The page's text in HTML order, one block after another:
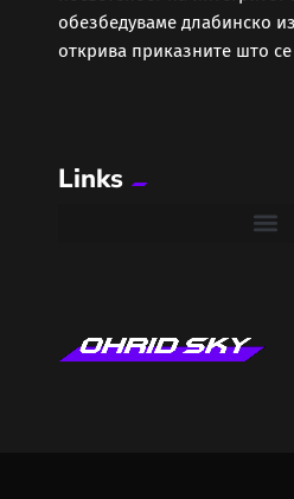
Македонија
Музика
Регион
обезбедуваме длабинско
открива приказните што
Links